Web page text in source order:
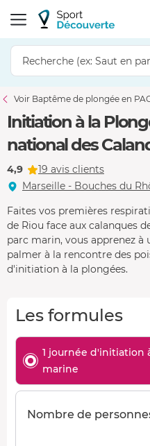
Voir Baptême de plongée en
Initiation à la
national des
4,9
19 avis clients
Marseille - Bouches du
Faites vos premières
de Riou face aux calanques
parc marin, vous apprenez
palmer à la rencontre des
d'initiation à la plongées.
Les formules
1 journée d'initiation
marine
Nombre de